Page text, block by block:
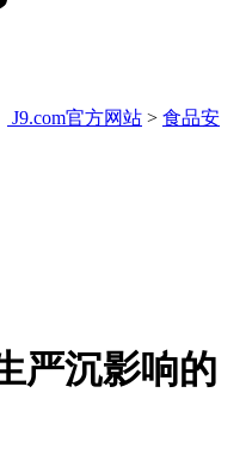
J9.com官方网站 > 食品安
严沉影响的